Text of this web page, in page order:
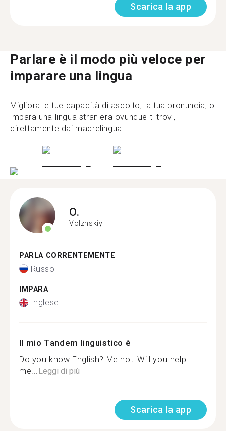
Scarica la app
Parlare è il modo più veloce per
imparare una lingua
Migliora le tue capacità di ascolto, la tua pronuncia, o
impara una lingua straniera ovunque ti trovi,
direttamente dai madrelingua.
O.
Volzhskiy
PARLA CORRENTEMENTE
Russo
IMPARA
Inglese
Il mio Tandem linguistico è
Do you know English? Me not! Will you help
me...Leggi di più
Scarica la app